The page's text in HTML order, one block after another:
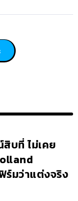
บที่ ไม่เคย
มว่าแต่งจริง